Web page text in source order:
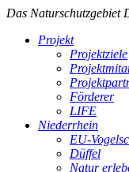
Das Naturschutzgebiet
Projekt
Projektziele
Förderer
LIFE
Niederrhein
EU-
Düffel
Natur